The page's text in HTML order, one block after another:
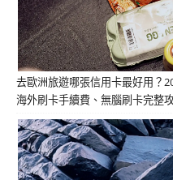
去歐洲旅遊哪張信用卡最好用？
海外刷卡手續費、無腦刷卡完整